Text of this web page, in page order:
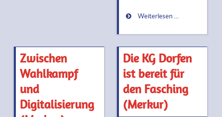
Weiterlesen …
Zwischen
Wahlkampf
und
Digitalisierung
Die KG Dorfen
ist bereit für
den Fasching
(Merkur)